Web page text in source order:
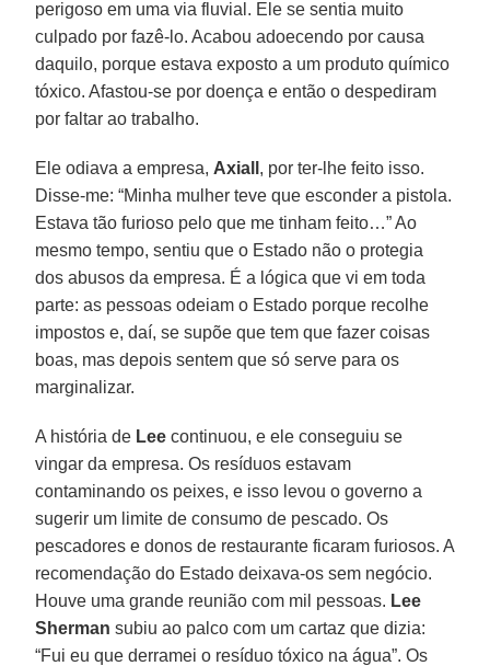
perigoso em uma via fluvial. Ele se sentia muito
culpado por fazê-lo. Acabou adoecendo por causa
daquilo, porque estava exposto a um produto químico
tóxico. Afastou-se por doença e então o despediram
por faltar ao trabalho.
Ele odiava a empresa, Axiall , por ter-lhe feito isso.
Disse-me: “Minha mulher teve que esconder a pistola.
Estava tão furioso pelo que me tinham feito…” Ao
mesmo tempo, sentiu que o Estado não o protegia
dos abusos da empresa. É a lógica que vi em toda
parte: as pessoas odeiam o Estado porque recolhe
impostos e, daí, se supõe que tem que fazer coisas
boas, mas depois sentem que só serve para os
marginalizar.
A história de Lee continuou, e ele conseguiu se
vingar da empresa. Os resíduos estavam
contaminando os peixes, e isso levou o governo a
sugerir um limite de consumo de pescado. Os
pescadores e donos de restaurante ficaram furiosos. A
recomendação do Estado deixava-os sem negócio.
Houve uma grande reunião com mil pessoas. Lee
Sherman subiu ao palco com um cartaz que dizia:
“Fui eu que derramei o resíduo tóxico na água”. Os